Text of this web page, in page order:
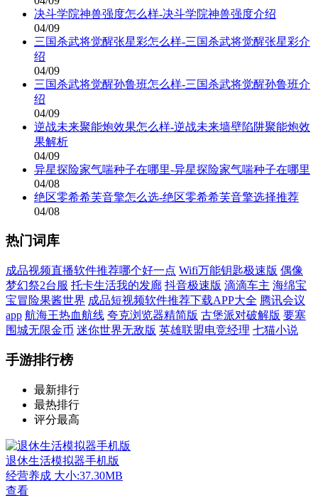
决斗学院神兽强度怎么样-决斗学院神兽强度介绍
04/09
三国杀武将觉醒张星彩怎么样-三国杀武将觉醒张星彩介
绍
04/09
三国杀武将觉醒孙鲁班怎么样-三国杀武将觉醒孙鲁班介
绍
04/09
逆战未来聚能炮效果怎么样-逆战未来墙壁陷阱聚能炮效
果解析
04/09
异星探险家气喘种子在哪里-异星探险家气喘种子在哪里
04/08
绝区零希希芙音擎怎么选-绝区零希希芙音擎选择推荐
04/08
热门词库
成品视频直播软件推荐哪个好一点 Wifi万能钥匙极速版 偶像
梦幻祭2台服 托卡生活我的发廊 抖音极速版 滴滴车主 海绵宝
宝冒险果酱世界 成品短视频软件推荐下载APP大全 腾讯会议
app 航海王热血航线 夸克浏览器精简版 古堡派对破解版 要塞
围城无限金币 迷你世界无敌版 英雄联盟电竞经理 七猫小说
手游排行榜
最新排行
最热排行
评分最高
退休生活模拟器手机版
经营养成 大小:37.30MB
查看